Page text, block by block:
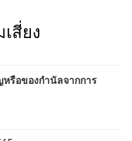
สี่ยง
รือของกำนัลจากการ